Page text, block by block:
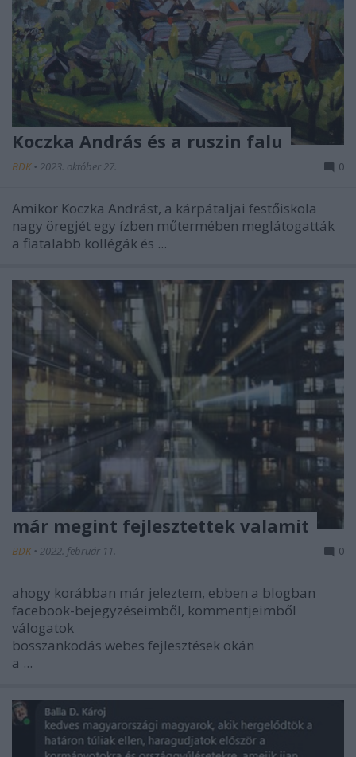
Koczka András és a ruszin falu
BDK • 2023. október 27. 0
Amikor Koczka Andrást, a kárpátaljai festőiskola
nagy öregjét egy ízben műtermében meglátogatták
a fiatalabb kollégák és ...
már megint fejlesztettek valamit
BDK • 2022. február 11. 0
ahogy korábban már jeleztem, ebben a blogban
facebook-bejegyzéseimből, kommentjeimből
válogatok
bosszankodás webes fejlesztések okán
a ...